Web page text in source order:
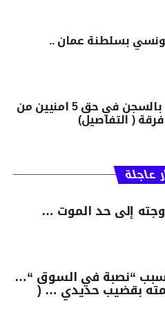
بسلطنة عمان ..
ابطاقة ايداع بالسجن في حق 5 امنيين من
( التفاصيل)
عاجلة
إلى حد الموت …
“نصبة في السوق “…
بقضيب حديدي … (